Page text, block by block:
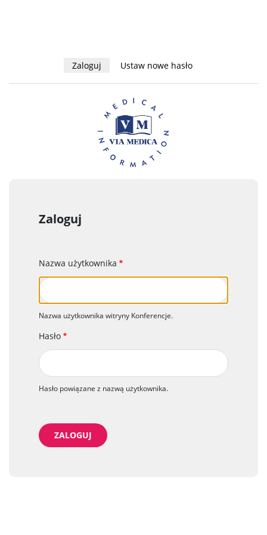
Zakładki
podstawowe
Zaloguj (aktywnaUstaw nowe hasło
Zaloguj
Nazwa użytkownika
Nazwa użytkownika witryny Konferencje.
Hasło
Hasło powiązane z nazwą użytkownika.